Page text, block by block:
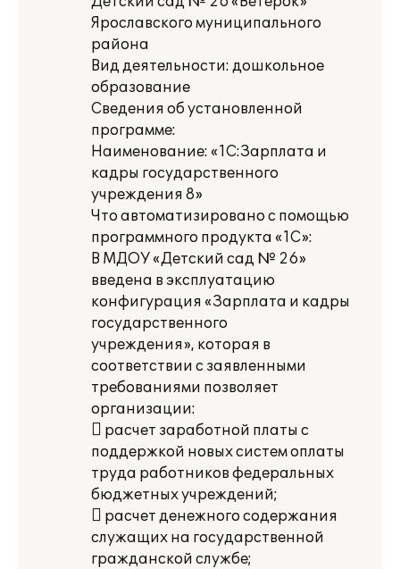
Ярославского муниципального
района
Вид деятельности: дошкольное
образование
Сведения об установленной
программе:
Наименование: «1С:Зарплата и
кадры государственного
учреждения 8»
Что автоматизировано с помощью
программного продукта «1С»:
В МДОУ «Детский сад № 26»
введена в эксплуатацию
конфигурация «Зарплата и кадры
государственного
учреждения», которая в
соответствии с заявленными
требованиями позволяет
организации:
 расчет заработной платы с
поддержкой новых систем оплаты
труда работников федеральных
бюджетных учреждений;
 расчет денежного содержания
служащих на государственной
гражданской службе;